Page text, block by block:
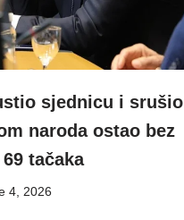
sjednicu i srušio
naroda ostao bez
tačaka
4, 2026